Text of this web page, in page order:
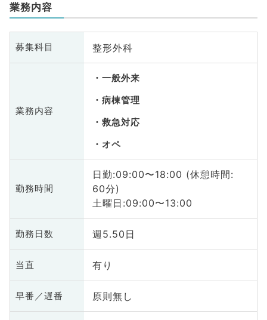
業務内容
募集科目 整形外科
業務内容
一般外来
病棟管理
救急対応
オペ
勤務時間
日勤:09:00〜18:00 (休憩時間:
60分)
土曜日:09:00〜13:00
勤務日数 週5.50日
当直 有り
早番／遅番 原則無し